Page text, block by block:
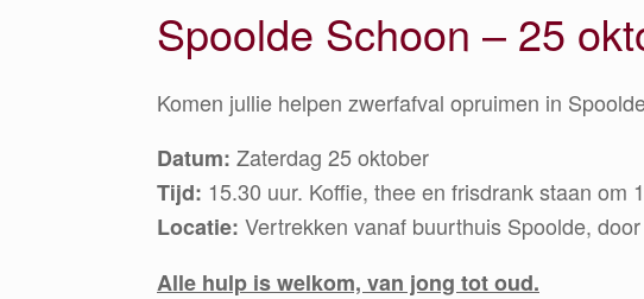
Spoolde Schoon – 25
Komen jullie helpen zwerfafval opruimen in
Datum: Zaterdag 25 oktober
Tijd: 15.30 uur. Koffie, thee en frisdrank staan om
Locatie: Vertrekken vanaf buurthuis Spoolde,
Alle hulp is welkom, van jong tot oud.